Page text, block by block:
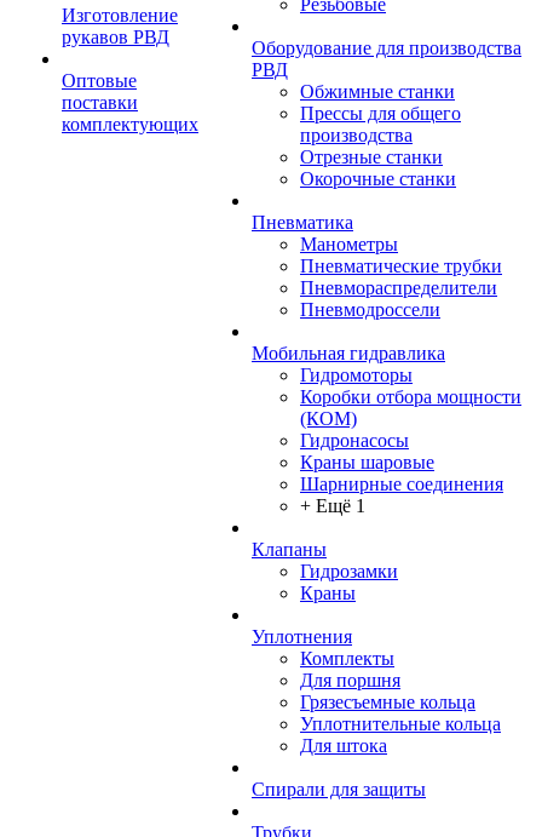
Изготовление
рукавов РВД
Оптовые
поставки
комплектующих
Резьбовые
Оборудование для производства
РВД
Обжимные станки
Прессы для общего
производства
Отрезные станки
Окорочные станки
Пневматика
Манометры
Пневматические трубки
Пневмораспределители
Пневмодроссели
Мобильная гидравлика
Гидромоторы
Коробки отбора мощности
(КОМ)
Гидронасосы
Краны шаровые
Шарнирные соединения
+ Ещё 1
Клапаны
Гидрозамки
Краны
Уплотнения
Комплекты
Для поршня
Грязесъемные кольца
Уплотнительные кольца
Для штока
Спирали для защиты
Трубки